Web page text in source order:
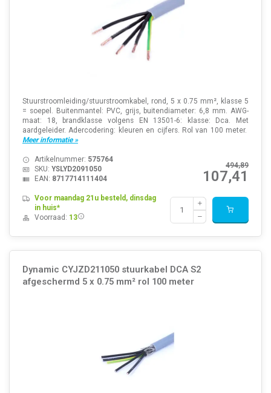
Stuurstroomleiding/stuurstroomkabel, rond, 5 x 0.75 mm², klasse 5
= soepel. Buitenmantel: PVC, grijs, buitendiameter: 6,8 mm. AWG-
maat: 18, brandklasse volgens EN 13501-6: klasse: Dca. Met
aardgeleider. Adercodering: kleuren en cijfers. Rol van 100 meter.
Meer informatie »
494,89
107,41
Artikelnummer: 575764
SKU: YSLYD2091050
EAN: 8717714111404
Voor maandag 21u besteld, dinsdag
in huis*
Voorraad: 13
Dynamic CYJZD211050 stuurkabel DCA S2
afgeschermd 5 x 0.75 mm² rol 100 meter